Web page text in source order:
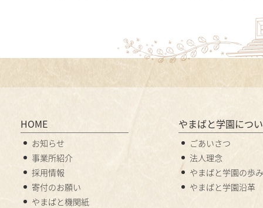
HOME
お知らせ
事業所紹介
採用情報
寄付のお願い
やまばと機関紙
やまばと学園につ
ごあいさつ
法人理念
やまばと学園の歩み
やまばと学園沿革